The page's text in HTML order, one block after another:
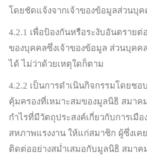
โดยชัดแจ้งจากเจ้าของข้อมูลส่วนบุค
4.2.1 เพื่อป้องกันหรือระงับอันตราย
ของบุคคลซึ่งเจ้าของข้อมูล ส่วนบุคค
ได้ ไม่ว่าด้วยเหตุใดก็ตาม
4.2.2 เป็นการดำเนินกิจกรรมโดยช
คุ้มครองที่เหมาะสมของมูลนิธิ สมาค
กำไรที่มีวัตถุประสงค์เกี่ยวกับการเมื
สหภาพแรงงาน ให้แก่สมาชิก ผู้ซึ่งเค
ติดต่ออย่างสม่ำเสมอกับมูลนิธิ สมาค